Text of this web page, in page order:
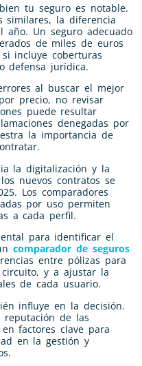
tu seguro es notable.
similares, la diferencia
año. Un seguro adecuado
de miles de euros
incluye coberturas
defensa jurídica.
al buscar el mejor
precio, no revisar
puede resultar
denegadas por
la importancia de
la digitalización y la
nuevos contratos se
Los comparadores
por uso permiten
a cada perfil.
para identificar el
comparador de seguros
entre pólizas para
y a ajustar la
de cada usuario.
influye en la decisión.
reputación de las
factores clave para
en la gestión y